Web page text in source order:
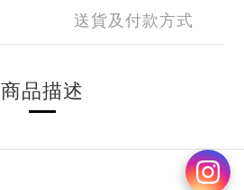
送貨及付款方式
商品描述